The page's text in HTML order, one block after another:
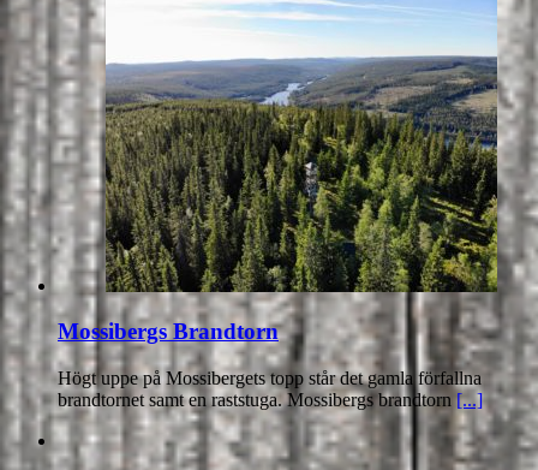
Mossibergs Brandtorn
Högt uppe på Mossibergets topp står det gamla förfallna
brandtornet samt en raststuga. Mossibergs brandtorn [...]